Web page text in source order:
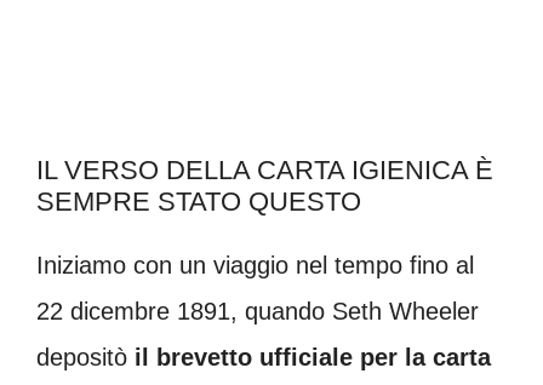
IL VERSO DELLA CARTA IGIENICA È
SEMPRE STATO QUESTO
Iniziamo con un viaggio nel tempo fino al
22 dicembre 1891, quando Seth Wheeler
depositò il brevetto ufficiale per la carta